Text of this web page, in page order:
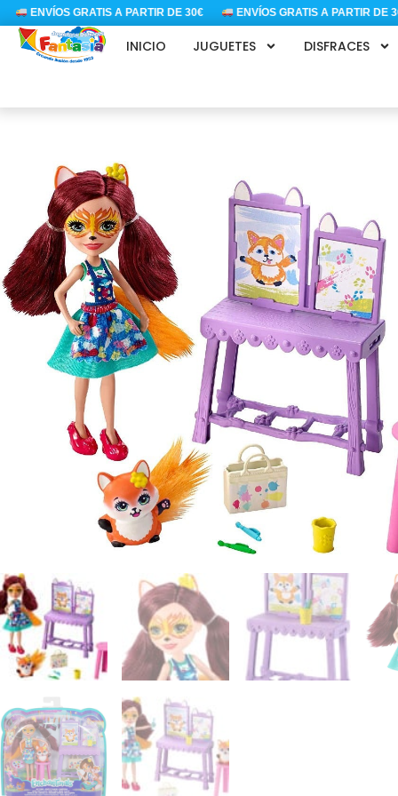
contenido
ENVÍOS GRATIS A PARTIR DE 30€ ENVÍOS GRATIS A PARTIR DE 30€
INICIO JUGUETES DISFRACES